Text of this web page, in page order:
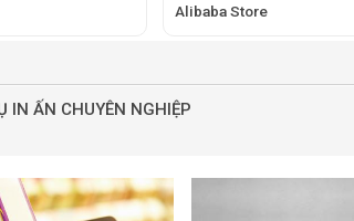
Alibaba Store
IN ẤN CHUYÊN NGHIỆP